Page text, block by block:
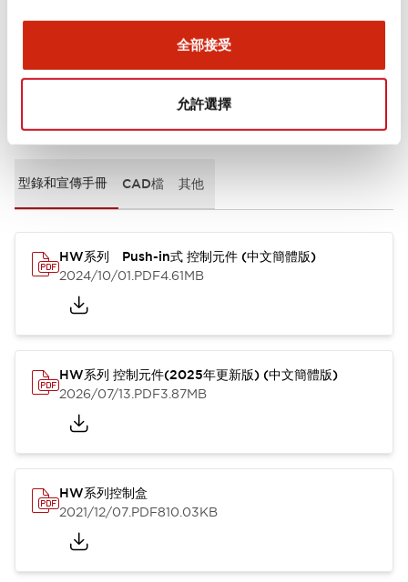
全部接受
允許選擇
型錄和宣傳手冊 CAD檔 其他
HW系列 Push-in式 控制元件 (中文簡體版)
2024/10/01.PDF4.61MB
HW系列 控制元件(2025年更新版) (中文簡體版)
2026/07/13.PDF3.87MB
HW系列控制盒
2021/12/07.PDF810.03KB